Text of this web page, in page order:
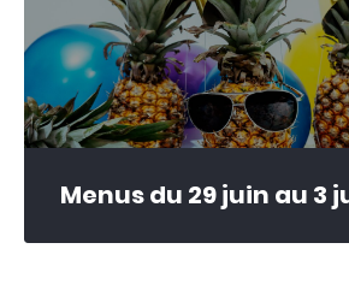
Menus du 29 juin au 3